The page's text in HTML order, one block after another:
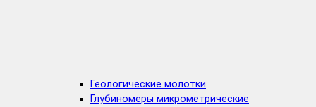
Геологические молотки
Глубиномеры микрометрические